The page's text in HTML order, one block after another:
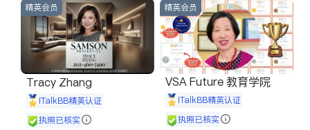
精英会员
Tracy Zhang
iTalkBB精英认证
执照已核实
精英会员
VSA Future 教育学院
iTalkBB精英认证
执照已核实